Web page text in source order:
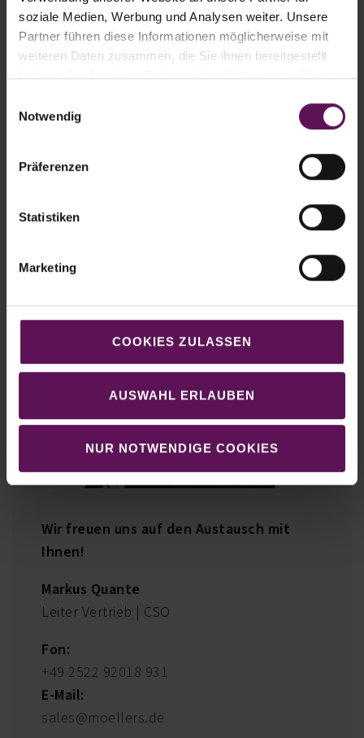
soziale Medien, Werbung und Analysen weiter. Unsere
Partner führen diese Informationen möglicherweise mit
weiteren Daten zusammen, die Sie ihnen bereitgestellt
haben oder die sie im Rahmen Ihrer Nutzung der Dienste
Notwendig
Präferenzen
Statistiken
Marketing
COOKIES ZULASSEN
AUSWAHL ERLAUBEN
NUR NOTWENDIGE COOKIES
Hohe Wirtschaftlichkeit
Höchste Prozesssicherheit
Haubenstretcher (HSA-Vario D)
Wir freuen uns auf den Austausch mit
Ihnen!
Markus Quante
Leiter Vertrieb | CSO
Fon:
+49 2522 92018 931
E-Mail:
sales@moellers.de